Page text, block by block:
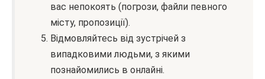
вас непокоять (погрози, файли певного
місту, пропозиції).
Відмовляйтесь від зустрічей з
випадковими людьми, з якими
познайомились в онлайні.